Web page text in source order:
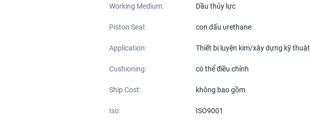
Working Medium: Dầu thủy lực
Piston Seal: con dấu urethane
Application: Thiết bị luyện kim/xây dựng kỹ thuật
Cushioning: có thể điều chỉnh
Ship Cost: không bao gồm
Iso: ISO9001